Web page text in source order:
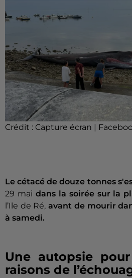
Crédit : Capture écran |
Le cétacé de douze tonnes
29 mai dans la soirée sur la
l’Ile de Ré,avant de mourir
à samedi.
Une autopsie
raisons de